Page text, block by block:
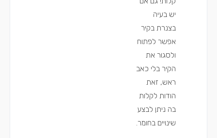
יש בעיה
בצנרת בקיר
אפשר לפתוח
ולסגור את
הקיר בלי כאב
ראש, זאת
הודות לקלות
בה ניתן לבצע
שינויים בחומר.